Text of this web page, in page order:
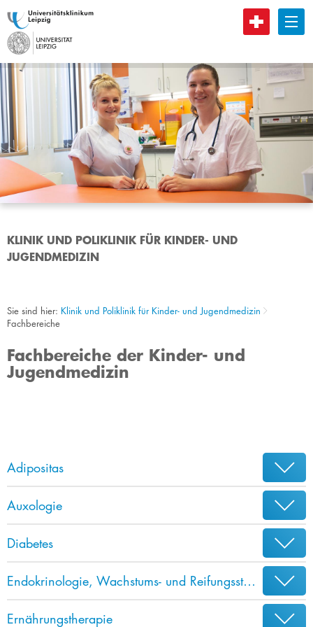
B
KLINIK UND POLIKLINIK FÜR KINDER- UND
JUGENDMEDIZIN
Sie sind hier: Klinik und Poliklinik für Kinder- und Jugendmedizin
Fachbereiche
Fachbereiche der Kinder- und
Jugendmedizin
Adipositas
Auxologie
Diabetes
Endokrinologie, Wachstums- und Reifungsstörungen
Ernährungstherapie